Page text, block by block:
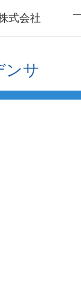
式会社
ンサ